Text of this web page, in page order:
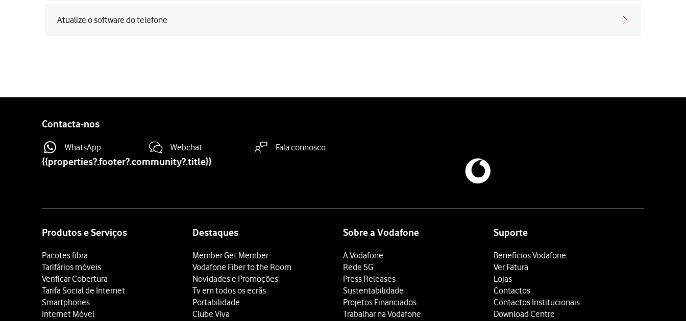
Atualize o software do telefone
Contacta-nos
WhatsApp Webchat Fala connosco
{{properties?.footer?.community?.title}}
Produtos e Serviços
Pacotes fibra
Tarifários móveis
Verificar Cobertura
Tarifa Social de Internet
Smartphones
Internet Móvel
Destaques
Member Get Member
Vodafone Fiber to the Room
Novidades e Promoções
Tv em todos os ecrãs
Portabilidade
Clube Viva
Sobre a Vodafone
A Vodafone
Rede 5G
Press Releases
Sustentabilidade
Projetos Financiados
Trabalhar na Vodafone
Suporte
Benefícios Vodafone
Ver Fatura
Lojas
Contactos
Contactos Institucionais
Download Centre